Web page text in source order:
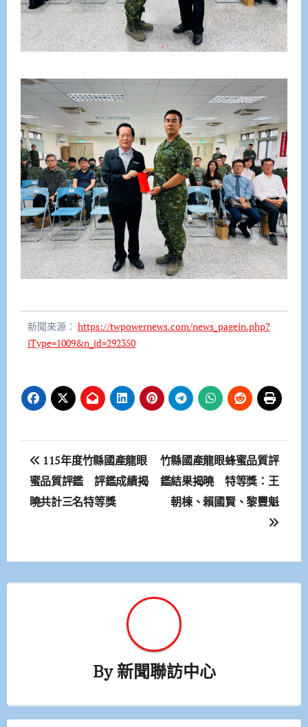
新聞來源： https://twpowernews.com/news_pagein.php?
iType=1009&n_id=292350
文
章
導
115年度竹縣國產龍眼
蜜品質評鑑 評鑑成績揭
曉共計三名特等獎
竹縣國產龍眼蜂蜜品質評
鑑結果揭曉 特等獎：王
朝棟、賴國賢、黎豐魁
By新聞聯訪中心